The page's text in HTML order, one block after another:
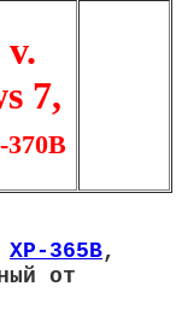
7,
XP-365B,
от